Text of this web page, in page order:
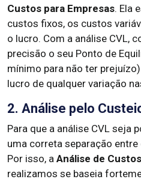
Custos para Empresas. Ela
custos fixos, os custos
o lucro. Com a análise CVL,
precisão o seu Ponto de
mínimo para não ter
lucro de qualquer variação
2. Análise pelo
Para que a análise CVL seja
uma correta separação
Por isso, a Análise de
realizamos se baseia